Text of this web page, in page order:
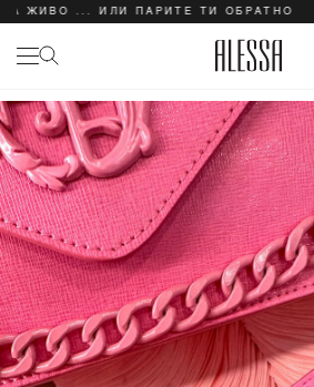
ЖИВО ... ИЛИ ПАРИТЕ ТИ ОБРАТНО